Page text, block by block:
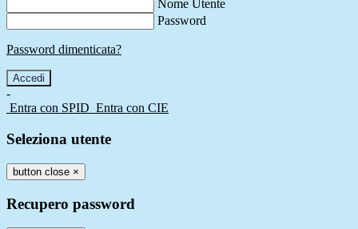
Nome Utente
Password
Password dimenticata?
-
Entra con SPID Entra con CIE
Seleziona utente
button close ×
Recupero password